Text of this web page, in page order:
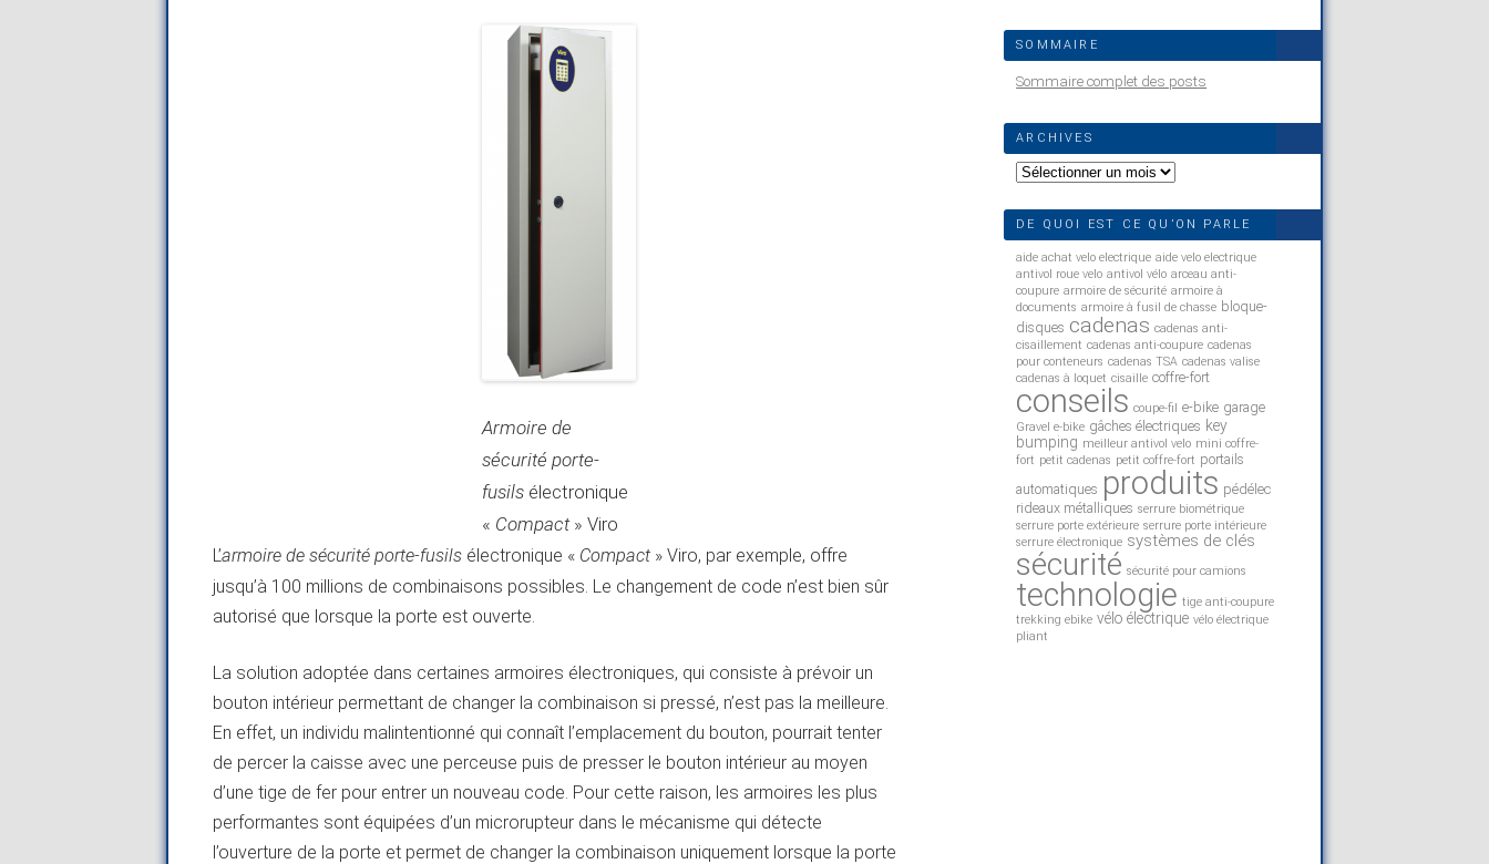
Armoire de
sécurité porte-
fusils électronique
« Compact» Viro
L’armoire de sécurité porte-fusils électronique « Compact » Viro, par exemple, offre
jusqu’à 100 millions de combinaisons possibles. Le changement de code n’est bien sûr
autorisé que lorsque la porte est ouverte.
La solution adoptée dans certaines armoires électroniques, qui consiste à prévoir un
bouton intérieur permettant de changer la combinaison si pressé, n’est pas la meilleure.
En effet, un individu malintentionné qui connaît l’emplacement du bouton, pourrait tenter
de percer la caisse avec une perceuse puis de presser le bouton intérieur au moyen
d’une tige de fer pour entrer un nouveau code. Pour cette raison, les armoires les plus
performantes sont équipées d’un microrupteur dans le mécanisme qui détecte
l’ouverture de la porte et permet de changer la combinaison uniquement lorsque la porte
SOMMAIRE
Sommaire complet des posts
ARCHIVES
Archives
DE QUOI EST CE QU’ON PARLE
aide achat velo electrique aide velo electrique
antivol roue velo antivol vélo arceau anti-
coupure armoire de sécurité armoire à
documents armoire à fusil de chasse bloque-
disques cadenas cadenas anti-
cisaillement cadenas anti-coupure cadenas
pour conteneurs cadenas TSA cadenas valise
cadenas à loquet cisaille coffre-fort
conseils coupe-fil e-bike garage
Gravel e-bike gâches électriques key
bumping meilleur antivol velo mini coffre-
fort petit cadenas petit coffre-fort portails
automatiques produits pédélec
rideaux métalliques serrure biométrique
serrure porte extérieure serrure porte intérieure
serrure électronique systèmes de clés
sécurité sécurité pour camions
technologie tige anti-coupure
trekking ebike vélo électrique vélo électrique
pliant